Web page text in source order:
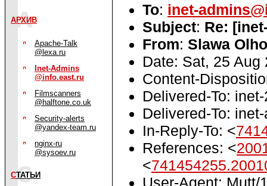
АРХИВ
Apache-Talk
@lexa.ru
Inet-Admins
@info.east.ru
Filmscanners
@halftone.co.uk
Security-alerts
@yandex-team.ru
nginx-ru
@sysoev.ru
СТАТЬИ
To: inet-
Subject: Re:
From: Slawa
Date: Sat, 25
Content-
Delivered-To:
Delivered-To:
In-Reply-To: <
References: <
<
User-Agent: Mutt/